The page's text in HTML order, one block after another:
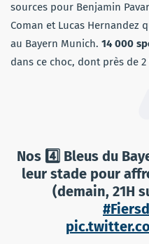
sources pour Benjamin
Coman et Lucas Hernandez
au Bayern Munich. 14 000
dans ce choc, dont près de
Nos 4️⃣ Bleus du
leur stade pour
(demain, 21H